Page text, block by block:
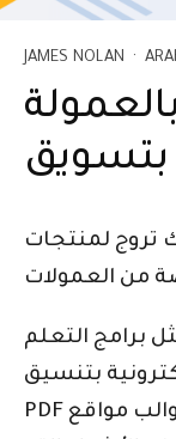
JAMES NOLAN ·
بتسويق
تروج لمنتجات
برامج التعلم
بتنسيق
PDF ودورات فيديو وأدوات برمجية وقوالب مواقع